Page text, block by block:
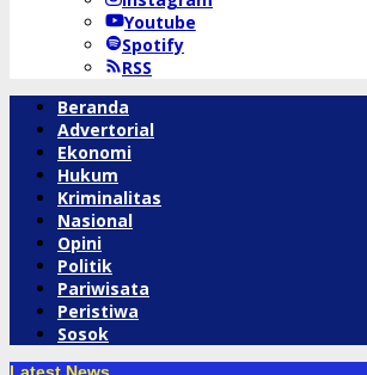
Youtube
Spotify
RSS
Beranda
Advertorial
Ekonomi
Hukum
Kriminalitas
Nasional
Opini
Politik
Pariwisata
Peristiwa
Sosok